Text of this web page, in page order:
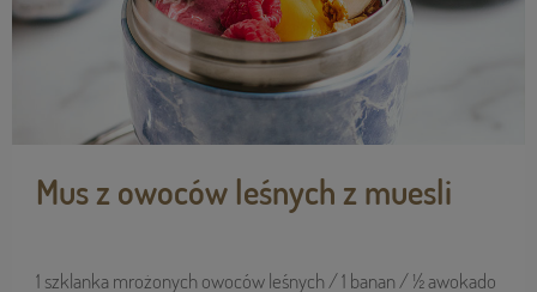
Mus z owoców leśnych z muesli
1 szklanka mrożonych owoców leśnych / 1 banan / ½ awokado